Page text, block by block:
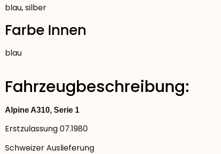
blau,silber
Farbe Innen
blau
Fahrzeugbeschreibung:
Alpine A310, Serie 1
Erstzulassung 07.1980
Schweizer Auslieferung